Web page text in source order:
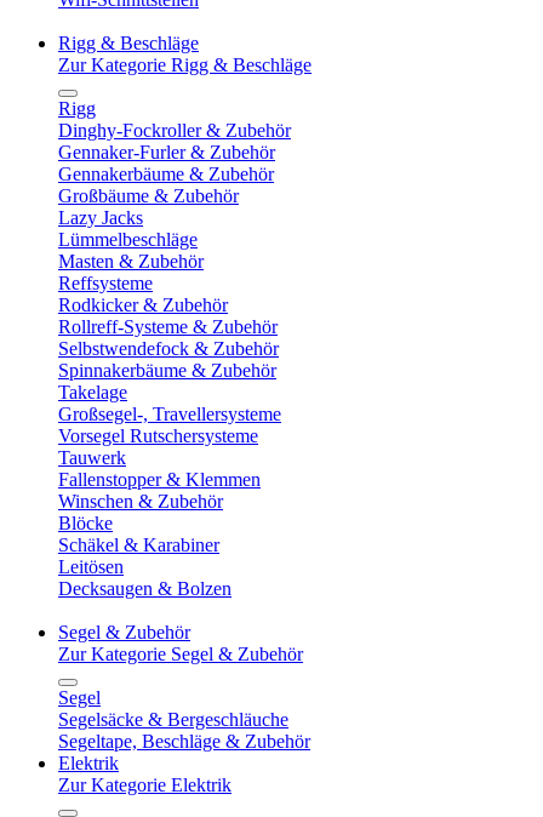
Rigg & Beschläge
Zur Kategorie Rigg & Beschläge
Rigg
Dinghy-Fockroller & Zubehör
Gennaker-Furler & Zubehör
Gennakerbäume & Zubehör
Großbäume & Zubehör
Lazy Jacks
Lümmelbeschläge
Masten & Zubehör
Reffsysteme
Rodkicker & Zubehör
Rollreff-Systeme & Zubehör
Selbstwendefock & Zubehör
Spinnakerbäume & Zubehör
Takelage
Großsegel-, Travellersysteme
Vorsegel Rutschersysteme
Tauwerk
Fallenstopper & Klemmen
Winschen & Zubehör
Blöcke
Schäkel & Karabiner
Leitösen
Decksaugen & Bolzen
Segel & Zubehör
Zur Kategorie Segel & Zubehör
Segel
Segelsäcke & Bergeschläuche
Segeltape, Beschläge & Zubehör
Elektrik
Zur Kategorie Elektrik